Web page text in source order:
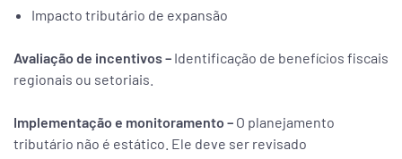
Impacto tributário de expansão
Avaliação de incentivos – Identificação de benefícios fiscais
regionais ou setoriais.
Implementação e monitoramento – O planejamento
tributário não é estático. Ele deve ser revisado